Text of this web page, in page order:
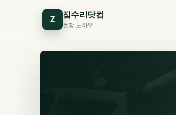
Z 집수리닷컴
현장 노하우